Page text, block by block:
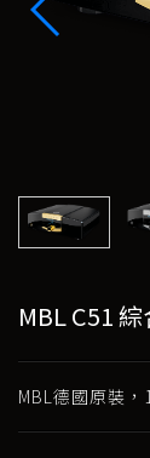
MBL C51
MBL德國原裝